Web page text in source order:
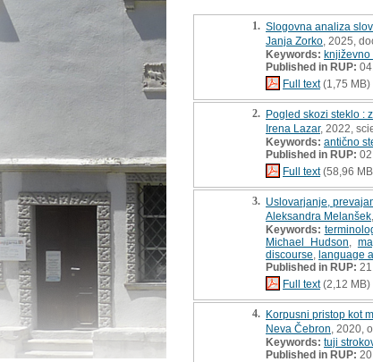
1. Slogovna analiza
Janja Zorko , 2025,
Keywords: književno
Published in RUP:
Full text(1,75 MB)
2. Pogled skozi steklo :
Irena Lazar, 2022,
Keywords: antično
Published in RUP:
Full text(58,96
3. Uslovarjanje,
Aleksandra Melanšek
Keywords:
Michael Hudson
discourse language
Published in RUP:
Full text(2,12 MB)
4. Korpusni pristop kot
Neva Čebron , 2020,
Keywords: tuji
Published in RUP: